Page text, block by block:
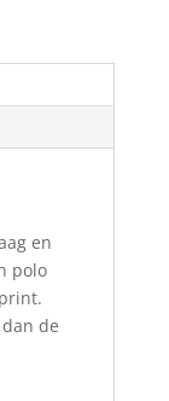
en
polo
de